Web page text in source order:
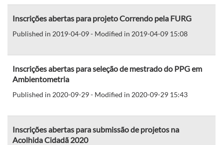
Inscrições abertas para projeto Correndo pela FURG
Published in 2019-04-09 - Modified in 2019-04-09 15:08
Inscrições abertas para seleção de mestrado do PPG em
Ambientometria
Published in 2020-09-29 - Modified in 2020-09-29 15:43
Inscrições abertas para submissão de projetos na
Acolhida Cidadã 2020